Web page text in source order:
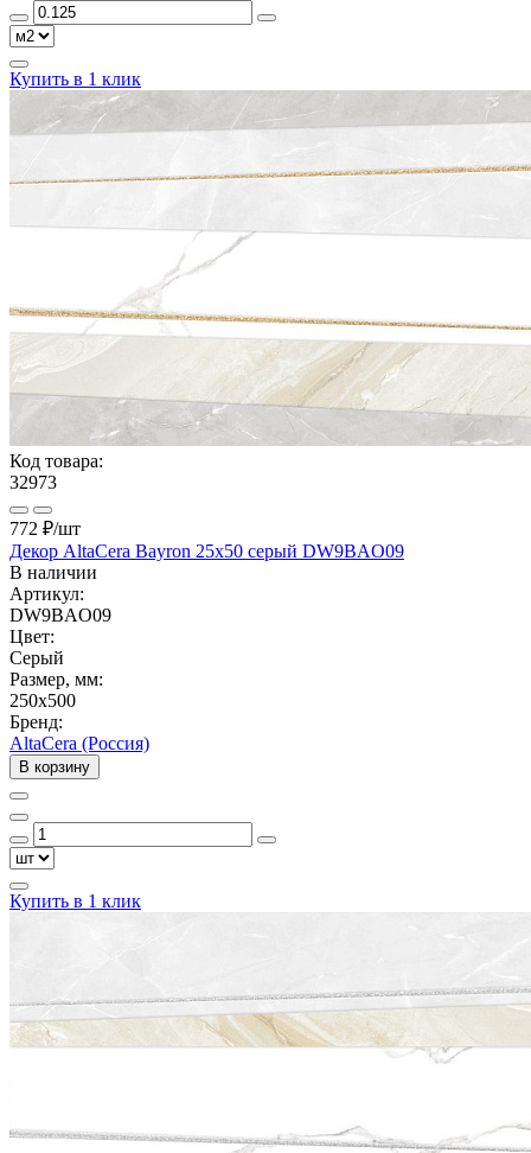
Купить в 1 клик
Код товара:
32973
772 ₽/шт
Декор AltaCera Bayron 25x50 серый DW9BAO09
В наличии
Артикул:
DW9BAO09
Цвет:
Серый
Размер, мм:
250x500
Бренд:
AltaCera (Россия)
В корзину
Купить в 1 клик